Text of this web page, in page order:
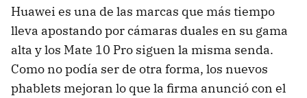
Huawei es una de las marcas que más tiempo
lleva apostando por cámaras duales en su gama
alta y los Mate 10 Pro siguen la misma senda.
Como no podía ser de otra forma, los nuevos
phablets mejoran lo que la firma anunció con el